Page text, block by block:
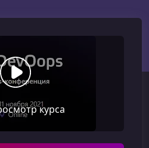
курса